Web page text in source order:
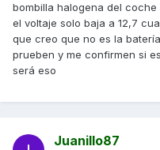
bombilla halogena del
el voltaje solo baja a 12,7
que creo que no es la
prueben y me confirmen si
será eso
Juanillo87